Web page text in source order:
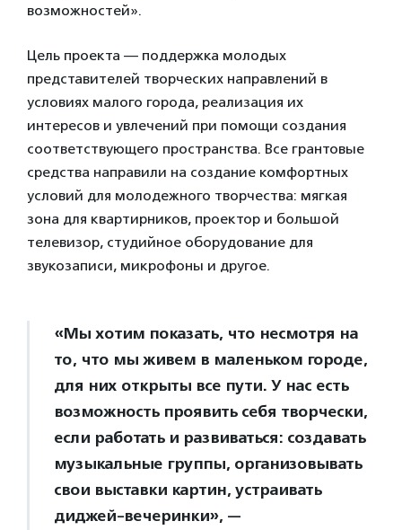
возможностей».
Цель проекта — поддержка молодых
представителей творческих направлений в
условиях малого города, реализация их
интересов и увлечений при помощи создания
соответствующего пространства. Все грантовые
средства направили на создание комфортных
условий для молодежного творчества: мягкая
зона для квартирников, проектор и большой
телевизор, студийное оборудование для
звукозаписи, микрофоны и другое.
«Мы хотим показать, что несмотря на
то, что мы живем в маленьком городе,
для них открыты все пути. У нас есть
возможность проявить себя творчески,
если работать и развиваться: создавать
музыкальные группы, организовывать
свои выставки картин, устраивать
диджей-вечеринки», —